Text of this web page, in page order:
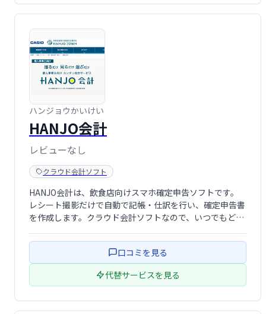
ハンジョウかいけい
HANJO会計
レビューなし
クラウド会計ソフト
HANJO会計は、飲食店向けスマホ確定申告ソフトです。
レシート撮影だけで自動で記帳・仕訳を行い、確定申告書
を作成します。クラウド会計ソフトなので、いつでもどこ
化し、業務の負担を軽減します。
口コミを見る
代替サービスを見る